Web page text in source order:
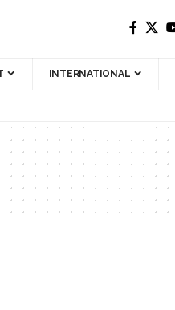
INTERNATIONAL